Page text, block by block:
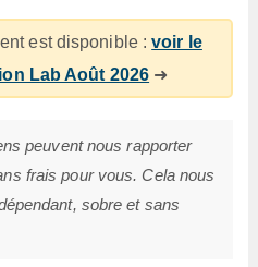
est disponible :voir le
Lab Août 2026 ➜
peuvent nous rapporter
frais pour vous. Cela nous
sobre et sans